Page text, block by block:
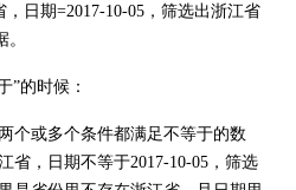
日期=2017-10-05，筛选出浙江省
”的时候：
个或多个条件都满足不等于的数
省，日期不等于2017-10-05，筛选